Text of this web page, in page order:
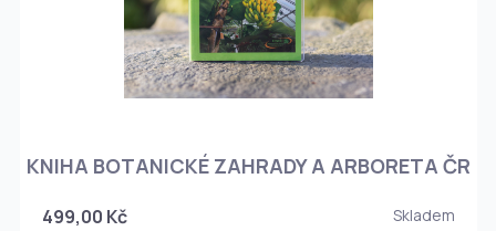
KNIHA BOTANICKÉ ZAHRADY A ARBORETA ČR
499,00 Kč Skladem